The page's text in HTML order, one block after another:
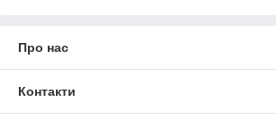
Про нас
Контакти